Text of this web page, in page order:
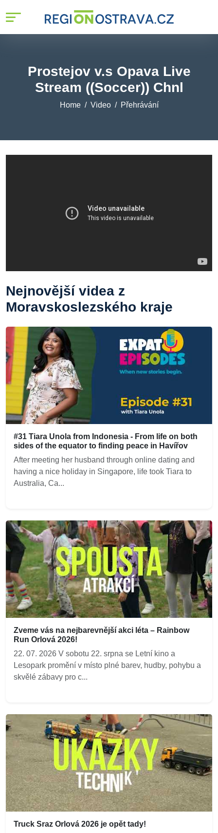
Prostejov v.s Opava Live
Stream ((Soccer)) Chnl
Home Video Přehrávání
Nejnovější videa z
Moravskoslezského kraje
#31 Tiara Unola from Indonesia - From life on both
sides of the equator to finding peace in Havířov
After meeting her husband through online dating and
having a nice holiday in Singapore, life took Tiara to
Australia, Ca...
Zveme vás na nejbarevnější akci léta – Rainbow
Run Orlová 2026!
22. 07. 2026 V sobotu 22. srpna se Letní kino a
Lesopark promění v místo plné barev, hudby, pohybu a
skvělé zábavy pro c...
Truck Sraz Orlová 2026 je opět tady!